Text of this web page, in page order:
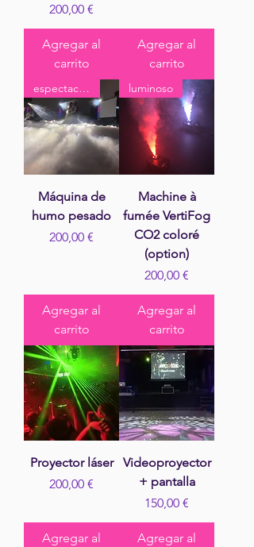
Precio
200,00 €
Agregar al
carrito
Agregar al
carrito
espectacular
Máquina de
humo pesado
Precio
200,00 €
Agregar al
carrito
luminoso
Machine à
fumée VertiFog
CO2 coloré
(option)
Precio
200,00 €
Agregar al
carrito
Proyector láser
Precio
200,00 €
Agregar al
Videoproyector
+ pantalla
Precio
150,00 €
Agregar al